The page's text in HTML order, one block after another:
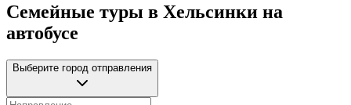
Семейные туры в Хельсинки на
автобусе
Выберите город отправления